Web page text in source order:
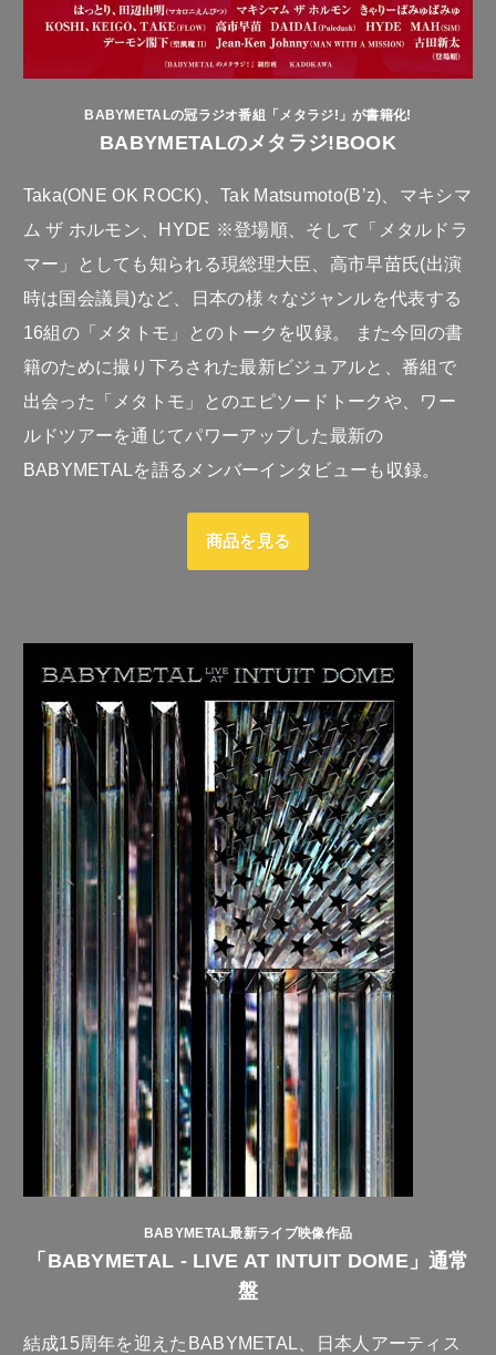
BABYMETALの冠ラジオ番組「メタラジ!」が書籍化!
BABYMETALのメタラジ!BOOK
Taka(ONE OK ROCK)、Tak Matsumoto(B’z)、マキシマ
ム ザ ホルモン、HYDE ※登場順、そして「メタルドラ
マー」としても知られる現総理大臣、高市早苗氏(出演
時は国会議員)など、日本の様々なジャンルを代表する
16組の「メタトモ」とのトークを収録。 また今回の書
籍のために撮り下ろされた最新ビジュアルと、番組で
出会った「メタトモ」とのエピソードトークや、ワー
ルドツアーを通じてパワーアップした最新の
BABYMETALを語るメンバーインタビューも収録。
商品を見る
BABYMETAL最新ライブ映像作品
「BABYMETAL - LIVE AT INTUIT DOME」通常
盤
結成15周年を迎えたBABYMETAL、日本人アーティス